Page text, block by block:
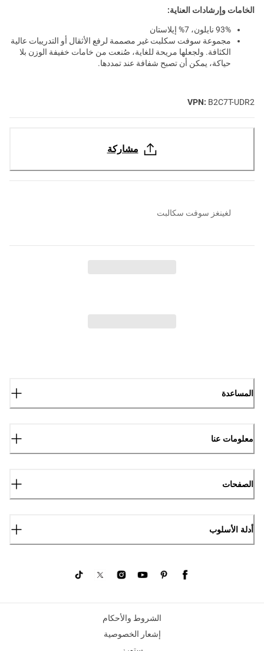
الخامات وإرشادات العناية:
93% نايلون، 7% إيلاستان
مجموعة سوفت سكلبت غير مصممة لرفع الأثقال أو التدريبات عالية
الكثافة. ولجعلها مريحة للغاية، صُنعت من خامات خفيفة الوزن بلا
حياكة، يمكن أن تصبح شفافة عند تمددها.
VPN: B2C7T-UDR2
مشاركة
لغينغز سوفت سكالبت
المساعدة
معلومات عنا
الصفحات
أدلة الأسلوب
الشروط والأحكام
إشعار الخصوصية